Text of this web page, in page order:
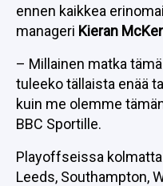
ennen kaikkea
manageri Kieran
– Millainen matka
tuleeko tällaista enää
kuin me olemme
BBC Sportille.
Playoffseissa
Leeds, Southampton,